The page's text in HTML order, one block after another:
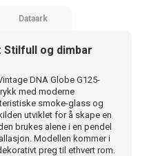
Dataark
Stilfull og dimbar
DNA Globe G125-
med moderne
smoke-glass og
utviklet for å skape en
brukes alene i en pendel
Modellen kommer i
preg til ethvert rom.